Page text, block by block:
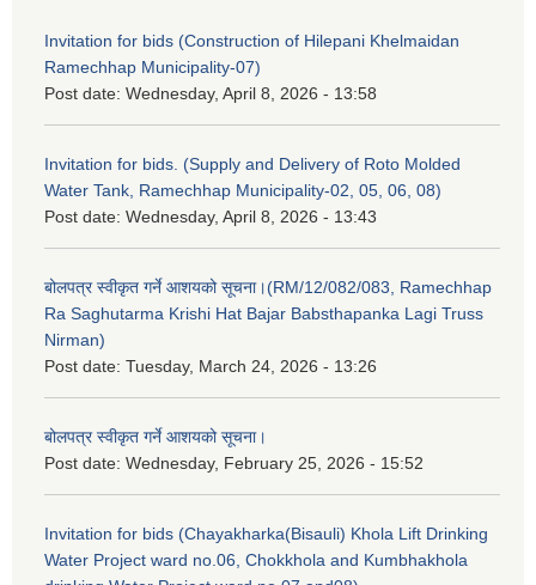
Invitation for bids (Construction of Hilepani Khelmaidan
Ramechhap Municipality-07)
Post date: Wednesday, April 8, 2026 - 13:58
Invitation for bids. (Supply and Delivery of Roto Molded
Water Tank, Ramechhap Municipality-02, 05, 06, 08)
Post date: Wednesday, April 8, 2026 - 13:43
बोलपत्र स्वीकृत गर्ने आशयको सूचना।(RM/12/082/083, Ramechhap
Ra Saghutarma Krishi Hat Bajar Babsthapanka Lagi Truss
Nirman)
Post date: Tuesday, March 24, 2026 - 13:26
बोलपत्र स्वीकृत गर्ने आशयको सूचना।
Post date: Wednesday, February 25, 2026 - 15:52
Invitation for bids (Chayakharka(Bisauli) Khola Lift Drinking
Water Project ward no.06, Chokkhola and Kumbhakhola